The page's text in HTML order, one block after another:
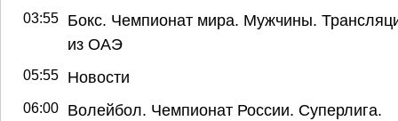
03:55
Бокс. Чемпионат мира. Мужчины.
из ОАЭ
05:55 Новости
06:00
Волейбол. Чемпионат России. Суперлига.